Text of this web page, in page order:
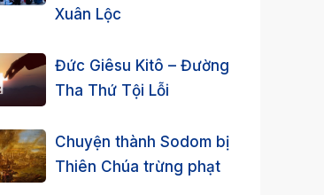
Xuân Lộc
Đức Giêsu Kitô – Đường
Tha Thứ Tội Lỗi
Chuyện thành Sodom bị
Thiên Chúa trừng phạt